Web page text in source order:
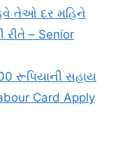
હવે તેઓ દર મહિને
– Senior
રૂપિયાની સહાય
Card Apply